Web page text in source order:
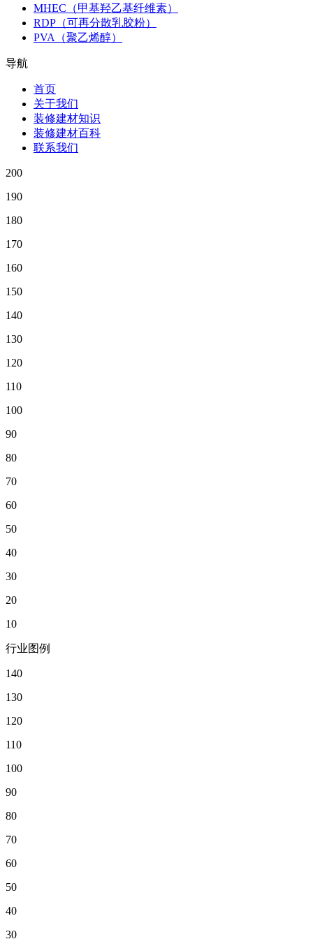
MHEC（甲基羟乙基纤维素）
RDP（可再分散乳胶粉）
PVA（聚乙烯醇）
导航
首页
关于我们
装修建材知识
装修建材百科
联系我们
200
190
180
170
160
150
140
130
120
110
100
90
80
70
60
50
40
30
20
10
行业图例
140
130
120
110
100
90
80
70
60
50
40
30